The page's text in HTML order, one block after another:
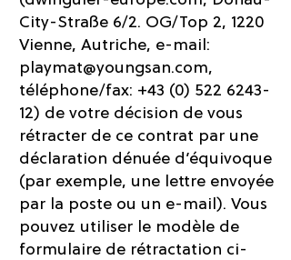
City-Straße 6/2. OG/Top 2, 1220
Vienne, Autriche, e-mail:
playmat@youngsan.com,
téléphone/fax: +43 (0) 522 6243-
12) de votre décision de vous
rétracter de ce contrat par une
déclaration dénuée d’équivoque
(par exemple, une lettre envoyée
par la poste ou un e-mail). Vous
pouvez utiliser le modèle de
formulaire de rétractation ci-